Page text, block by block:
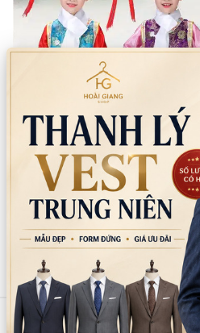
Sản phẩm